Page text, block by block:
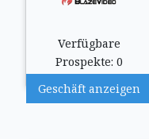
Verfügbare
Prospekte: 0
Geschäft anzeigen